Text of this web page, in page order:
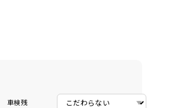
車検残